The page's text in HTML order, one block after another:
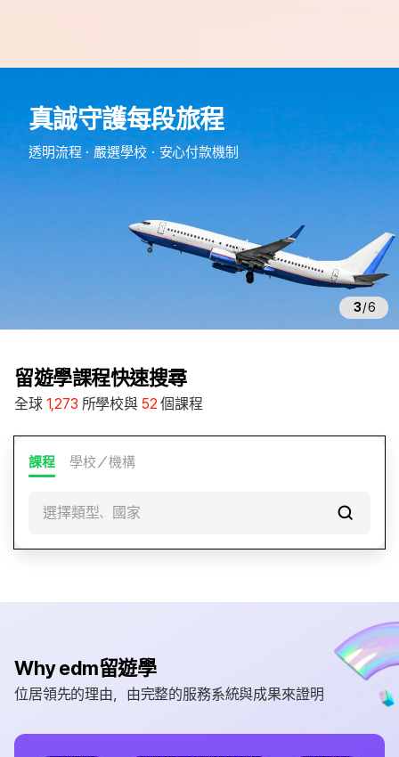
真誠守護每段旅程
透明流程・嚴選學校・安心付款機制
3/6
留遊學課程快速搜尋
全球 1,273 所學校與 52 個課程
課程 學校／機構
選擇類型、國家
Why edm留遊學
位居領先的理由，由完整的服務系統與成果來證明